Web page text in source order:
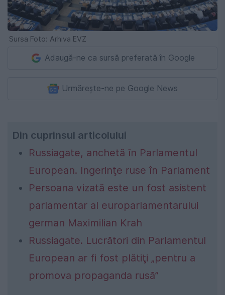
Sursa Foto: Arhiva EVZ
Adaugă-ne ca sursă preferată în Google
Urmărește-ne pe Google News
Din cuprinsul articolului
Russiagate, anchetă în Parlamentul
European. Ingerinţe ruse în Parlament
Persoana vizată este un fost asistent
parlamentar al europarlamentarului
german Maximilian Krah
Russiagate. Lucrători din Parlamentul
European ar fi fost plătiţi „pentru a
promova propaganda rusă”